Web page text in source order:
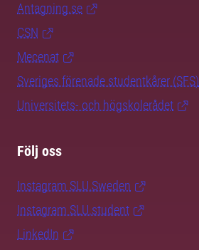
Antagning.se
CSN
Mecenat
Sveriges förenade studentkårer (SFS)
Universitets- och högskolerådet
Följ oss
Instagram SLU.Sweden
Instagram SLU.student
LinkedIn